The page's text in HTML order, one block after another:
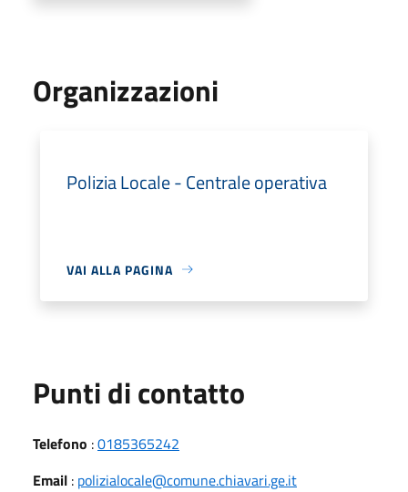
Organizzazioni
Polizia Locale - Centrale operativa
VAI ALLA PAGINA
Punti di contatto
Telefono :0185365242
Email : polizialocale@comune.chiavari.ge.it